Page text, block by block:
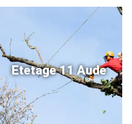
Etetage 11 Aude